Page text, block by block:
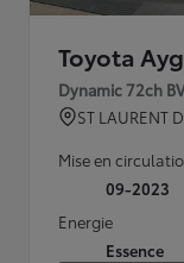
Toyota
Dynamic 72ch
ST LAURENT
Mise en
09-2023
Energie
Essence